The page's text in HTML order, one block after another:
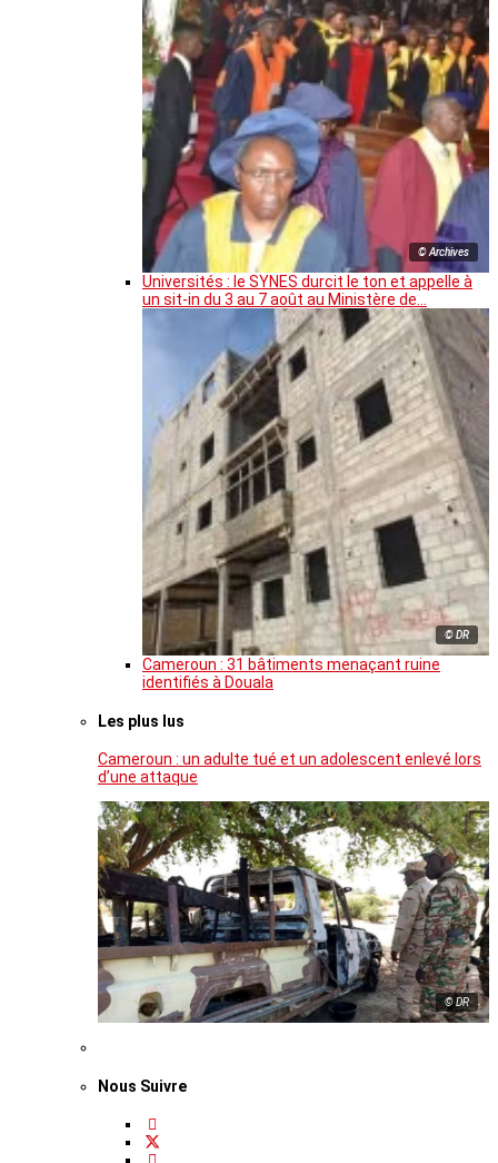
© Archives
Universités : le SYNES durcit le ton et appelle à
un sit-in du 3 au 7 août au Ministère de…
© DR
Cameroun : 31 bâtiments menaçant ruine
identifiés à Douala
Les plus lus
Cameroun : un adulte tué et un adolescent enlevé lors
d’une attaque
© DR
Nous Suivre